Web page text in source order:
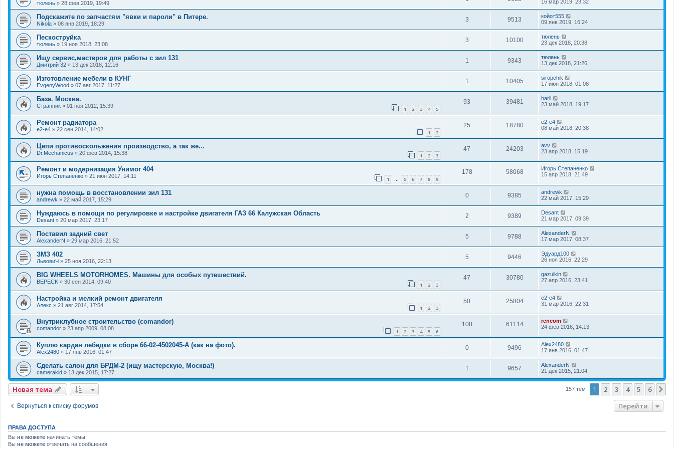
тюлень » 28 фев 2019, 19:49
16 мар 2019, 23:32
Подскажите по запчастям "явки и пароли" в Питере.
Nikola » 08 янв 2019, 18:29
3 9513
койот555
09 янв 2019, 16:24
Пескоструйка
тюлень » 19 ноя 2018, 23:08
3 10100
тюлень
23 дек 2018, 20:38
Ищу сервис,мастеров для работы с зил 131
Дмитрий 32 » 13 дек 2018, 12:16
1 9343
тюлень
13 дек 2018, 21:26
Изготовление мебели в КУНГ
EvgenyWood » 07 авг 2017, 11:27
1 10405
siropchik
17 июн 2018, 01:08
База. Москва.
Странник » 01 ноя 2012, 15:39 1 2 3 4 5
93 39481
harli
23 май 2018, 19:17
Ремонт радиатора
e2-e4 » 22 сен 2014, 14:02 1 2
25 18780
e2-e4
08 май 2018, 20:38
Цепи противоскольжения производство, а так же...
Dr.Mechanicus » 20 фев 2014, 15:38 1 2 3
47 24203
avv
23 апр 2018, 15:19
Ремонт и модернизация Унимог 404
Игорь Степаненко » 21 июн 2017, 14:11 1 … 5 6 7 8 9
178 58068
Игорь Степаненко
15 апр 2018, 21:49
нужна помощь в восстановлении зил 131
andrewk » 22 май 2017, 15:29
0 9385
andrewk
22 май 2017, 15:29
Нуждаюсь в помощи по регулировке и настройке двигателя ГАЗ 66 Калужская Область
Desant » 20 мар 2017, 23:17
2 9389
Desant
21 мар 2017, 09:39
Поставил задний свет
AlexanderN » 29 мар 2016, 21:52
5 9788
AlexanderN
17 мар 2017, 08:37
ЗМЗ 402
ЛьвовиЧ » 25 ноя 2016, 22:13
5 9446
Эдуард100
26 ноя 2016, 22:29
BIG WHEELS MOTORHOMES. Машины для особых путешествий.
BEPECK » 30 сен 2014, 09:40 1 2 3
47 30780
gazulkin
27 апр 2016, 23:41
Настройка и мелкий ремонт двигателя
Алекс » 21 авг 2014, 17:54 1 2 3
50 25804
e2-e4
31 мар 2016, 22:31
Внутриклубное строительство (comandor)
comandor » 23 апр 2009, 08:08 1 2 3 4 5 6
108 61114
rencom
24 фев 2016, 14:13
Куплю кардан лебедки в сборе 66-02-4502045-А (как на фото).
Alex2480 » 17 янв 2016, 01:47
0 9496
Alex2480
17 янв 2016, 01:47
Сделать салон для БРДМ-2 (ищу мастерскую, Москва!)
camerakid » 13 дек 2015, 17:27
1 9657
AlexanderN
21 дек 2015, 21:04
Новая тема 157 тем 1 2 3 4 5 6
Вернуться к списку форумов Перейти
ПРАВА ДОСТУПА
Вы не можете начинать темы
Вы не можете отвечать на сообщения